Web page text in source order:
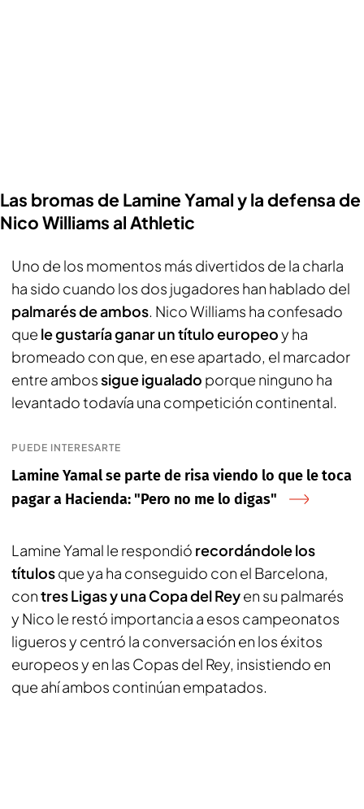
Las bromas de Lamine Yamal y la defensa de
Nico Williams al Athletic
Uno de los momentos más divertidos de la charla
ha sido cuando los dos jugadores han hablado del
palmarés de ambos. Nico Williams ha confesado
que le gustaría ganar un título europeoy ha
bromeado con que, en ese apartado, el marcador
entre ambossigue igualado porque ninguno ha
levantado todavía una competición continental.
PUEDE INTERESARTE
Lamine Yamal se parte de risa viendo lo que le toca
pagar a Hacienda: "Pero no me lo digas"
Lamine Yamal le respondió recordándole los
títulosque ya ha conseguido con el Barcelona,
contres Ligas y una Copa del Reyen su palmarés
y Nico le restó importancia a esos campeonatos
ligueros y centró la conversación en los éxitos
europeos y en las Copas del Rey, insistiendo en
que ahí ambos continúan empatados.